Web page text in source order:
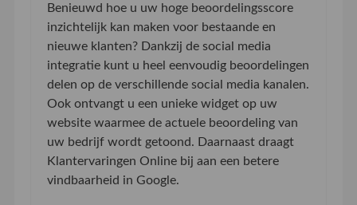
Benieuwd hoe u uw hoge beoordelingsscore
inzichtelijk kan maken voor bestaande en
nieuwe klanten? Dankzij de social media
integratie kunt u heel eenvoudig beoordelingen
delen op de verschillende social media kanalen.
Ook ontvangt u een unieke widget op uw
website waarmee de actuele beoordeling van
uw bedrijf wordt getoond. Daarnaast draagt
Klantervaringen Online bij aan een betere
vindbaarheid in Google.